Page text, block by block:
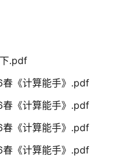
.pdf
《计算能手》.pdf
《计算能手》.pdf
《计算能手》.pdf
《计算能手》.pdf